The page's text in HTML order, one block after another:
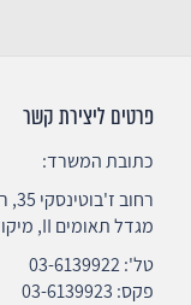
פרטים ליצירת קשר
כתובת המשרד:
רחוב ז'בוטינסקי 35, רמת גן
מגדל תאומים II, מיקוד 5251108
טל':03-6139922
פקס: 03-6139923